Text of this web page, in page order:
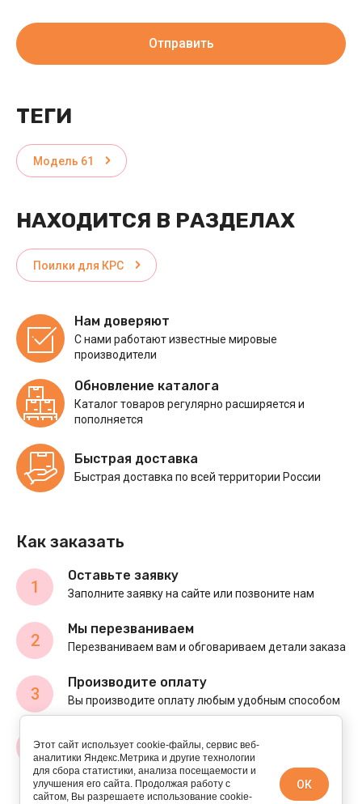
Отправить
ТЕГИ
Модель 61
НАХОДИТСЯ В РАЗДЕЛАХ
Поилки для КРС
Нам доверяют
С нами работают известные мировые
производители
Обновление каталога
Каталог товаров регулярно расширяется и
пополняется
Быстрая доставка
Быстрая доставка по всей территории России
Как заказать
1
Оставьте заявку
Заполните заявку на сайте или позвоните нам
2
Мы перезваниваем
Перезваниваем вам и обговариваем детали заказа
3
Производите оплату
Вы производите оплату любым удобным способом
4
Осуществляем доставку по указанному вами
адресу
Этот сайт использует cookie-файлы, сервис веб-
аналитики Яндекс.Метрика и другие технологии
для сбора статистики, анализа посещаемости и
улучшения его сайта. Продолжая работу с
сайтом, Вы разрешаете использование cookie-
ОК